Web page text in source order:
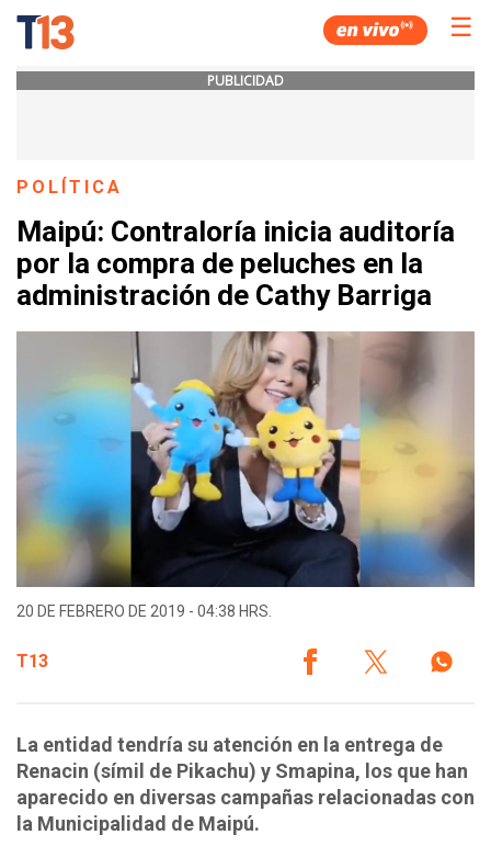
☰
PUBLICIDAD
POLÍTICA
Maipú: Contraloría inicia auditoría
por la compra de peluches en la
administración de Cathy Barriga
20 DE FEBRERO DE 2019 - 04:38 HRS.
T13
La entidad tendría su atención en la entrega de
Renacin (símil de Pikachu) y Smapina, los que han
aparecido en diversas campañas relacionadas con
la Municipalidad de Maipú.